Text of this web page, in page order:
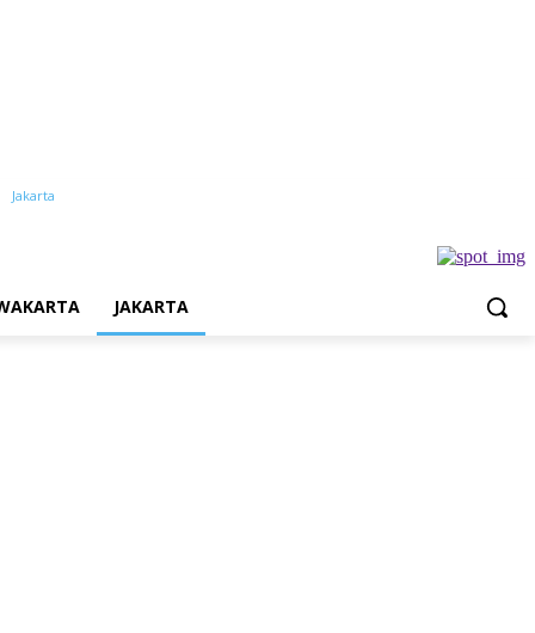
Jakarta
JAKARTA